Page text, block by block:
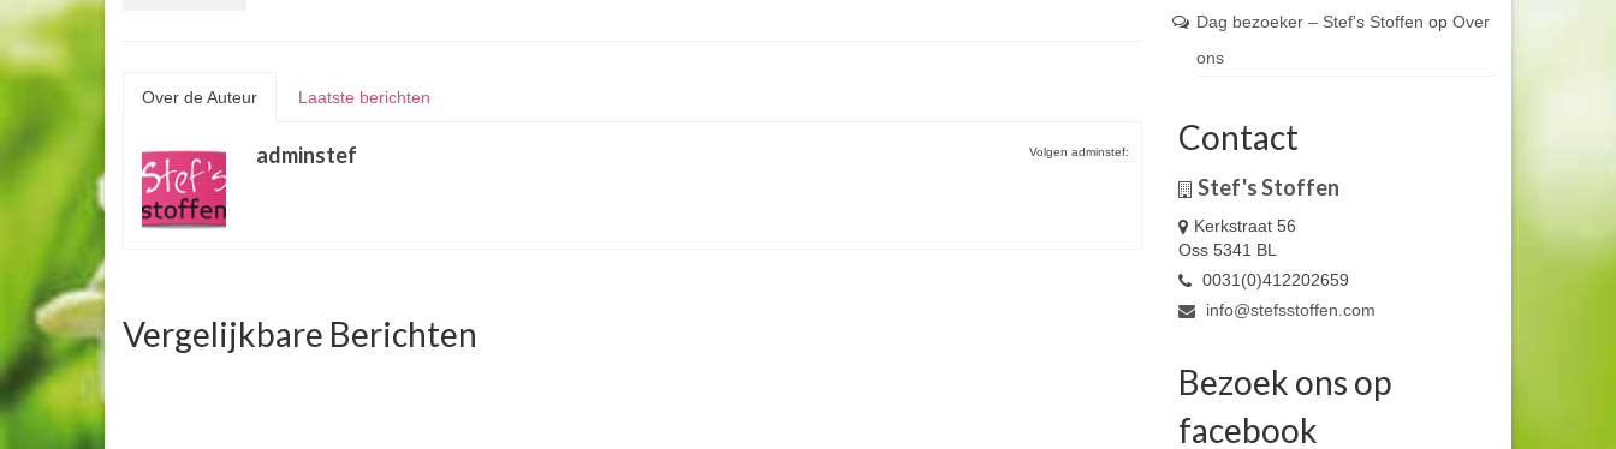
Over de Auteur Laatste berichten
Volgen adminstef:
adminstef
Vergelijkbare Berichten
Dag bezoeker – Stef's Stoffen op Over
ons
Contact
Stef's Stoffen
Kerkstraat 56
Oss 5341 BL
0031(0)412202659
info@stefsstoffen.com
Bezoek ons op
facebook